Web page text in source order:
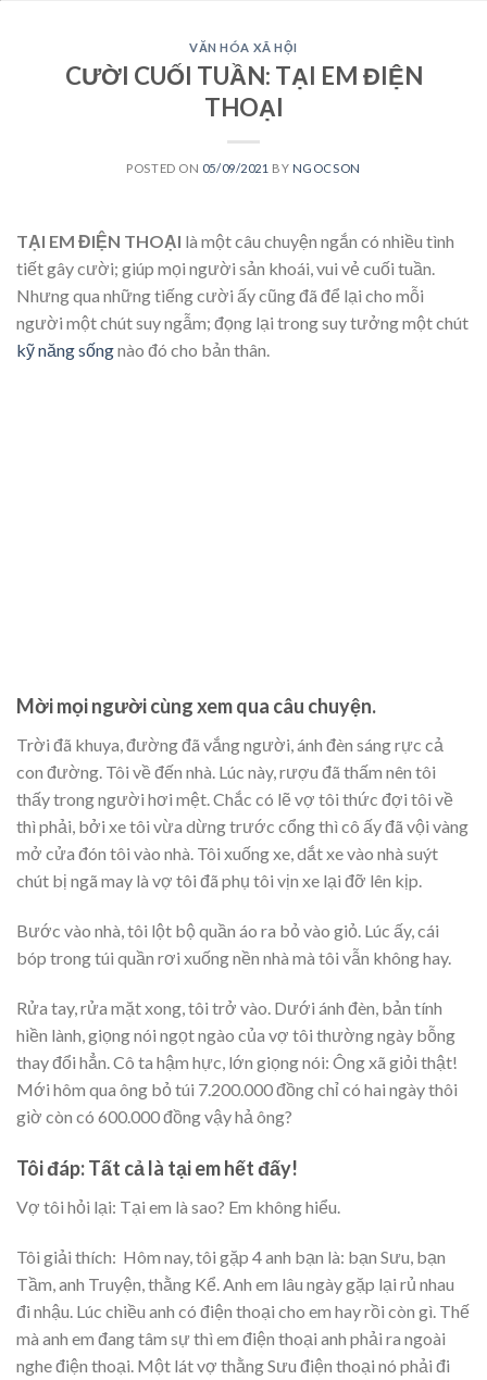
VĂN HÓA XÃ HỘI
CƯỜI CUỐI TUẦN: TẠI EM ĐIỆN
THOẠI
POSTED ON 05/09/2021 BY NGOCSON
TẠI EM ĐIỆN THOẠI là một câu chuyện ngắn có nhiều tình
tiết gây cười; giúp mọi người sản khoái, vui vẻ cuối tuần.
Nhưng qua những tiếng cười ấy cũng đã để lại cho mỗi
người một chút suy ngẫm; đọng lại trong suy tưởng một chút
kỹ năng sốngnào đó cho bản thân.
Mời mọi người cùng xem qua câu chuyện.
Trời đã khuya, đường đã vắng người, ánh đèn sáng rực cả
con đường. Tôi về đến nhà. Lúc này, rượu đã thấm nên tôi
thấy trong người hơi mệt. Chắc có lẽ vợ tôi thức đợi tôi về
thì phải, bởi xe tôi vừa dừng trước cổng thì cô ấy đã vội vàng
mở cửa đón tôi vào nhà. Tôi xuống xe, dắt xe vào nhà suýt
chút bị ngã may là vợ tôi đã phụ tôi vịn xe lại đỡ lên kịp.
Bước vào nhà, tôi lột bộ quần áo ra bỏ vào giỏ. Lúc ấy, cái
bóp trong túi quần rơi xuống nền nhà mà tôi vẫn không hay.
Rửa tay, rửa mặt xong, tôi trở vào. Dưới ánh đèn, bản tính
hiền lành, giọng nói ngọt ngào của vợ tôi thường ngày bỗng
thay đổi hẳn. Cô ta hậm hực, lớn giọng nói: Ông xã giỏi thật!
Mới hôm qua ông bỏ túi 7.200.000 đồng chỉ có hai ngày thôi
giờ còn có 600.000 đồng vậy hả ông?
Tôi đáp: Tất cả là tại em hết đấy!
Vợ tôi hỏi lại: Tại em là sao? Em không hiểu.
Tôi giải thích: Hôm nay, tôi gặp 4 anh bạn là: bạn Sưu, bạn
Tầm, anh Truyện, thằng Kể. Anh em lâu ngày gặp lại rủ nhau
đi nhậu. Lúc chiều anh có điện thoại cho em hay rồi còn gì. Thế
mà anh em đang tâm sự thì em điện thoại anh phải ra ngoài
nghe điện thoại. Một lát vợ thằng Sưu điện thoại nó phải đi